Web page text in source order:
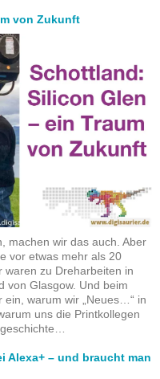
von Zukunft
machen wir das auch. Aber
vor etwas mehr als 20
waren zu Dreharbeiten in
von Glasgow. Und beim
ein, warum wir „Neues…“ in
uns die Printkollegen
Alexa+ – und braucht man